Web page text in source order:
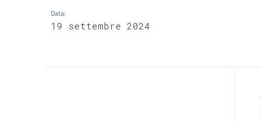
Data:
19 settembre 2024